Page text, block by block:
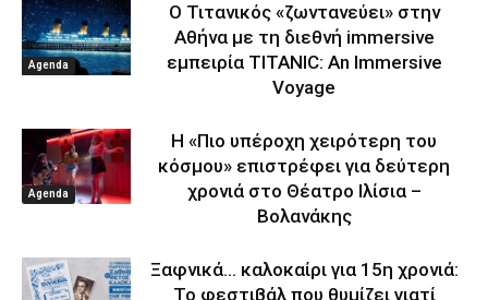
Agenda
Ο Τιτανικός «ζωντανεύει» στην
Αθήνα με τη διεθνή immersive
εμπειρία TITANIC: An Immersive
Voyage
Agenda
Η «Πιο υπέροχη χειρότερη του
κόσμου» επιστρέφει για δεύτερη
χρονιά στο Θέατρο Ιλίσια –
Βολανάκης
Ξαφνικά… καλοκαίρι για 15η χρονιά:
Το φεστιβάλ που θυμίζει γιατί